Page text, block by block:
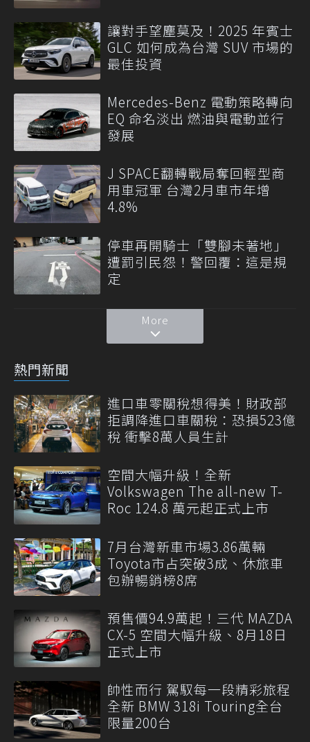
讓對手望塵莫及！2025 年賓士
GLC 如何成為台灣 SUV 市場的
最佳投資
Mercedes-Benz 電動策略轉向
EQ 命名淡出 燃油與電動並行
發展
J SPACE翻轉戰局奪回輕型商
用車冠軍 台灣2月車市年增
4.8%
停車再開騎士「雙腳未著地」
遭罰引民怨！警回覆：這是規
定
More
熱門新聞
進口車零關稅想得美！財政部
拒調降進口車關稅：恐損523億
稅 衝擊8萬人員生計
空間大幅升級！全新
Volkswagen The all-new T-
Roc 124.8 萬元起正式上市
7月台灣新車市場3.86萬輛
Toyota市占突破3成、休旅車
包辦暢銷榜8席
預售價94.9萬起！三代 MAZDA
CX-5 空間大幅升級、8月18日
正式上市
帥性而行 駕馭每一段精彩旅程
全新 BMW 318i Touring全台
限量200台